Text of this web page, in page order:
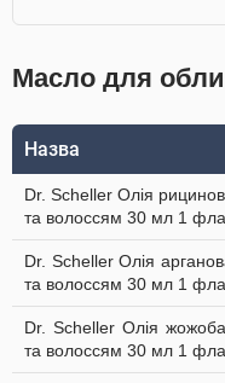
Масло для
Назва
Dr. Scheller Олія
та волоссям 30 мл 1
Dr. Scheller Олія
та волоссям 30 мл 1
Dr. Scheller Олія
та волоссям 30 мл 1